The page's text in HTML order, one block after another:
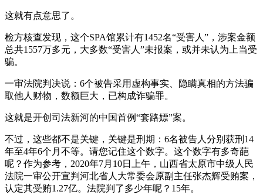
这就有点意思了。
检方核查发现，这个SPA馆累计有1452名“受害人”，涉案金额
总共1557万多元，大多数“受害人”未报案，或并未认为上当受
骗。
一审法院判决说：6个被告采用虚构事实、隐瞒真相的方法骗
取他人财物，数额巨大，已构成诈骗罪。
这就是开创司法新河的中国首例“套路嫖”案。
不过，这些都不是关键，关键是刑期：6名被告人分别获刑14
年至4年6个月不等。请您记住这个数字。这个数字有多奇葩
呢？作为参考，2020年7月10日上午，山西省太原市中级人民
法院一审公开宣判河北省人大常委会原副主任张杰辉受贿案，
认定其受贿1.27亿。法院判了多少年呢？15年。